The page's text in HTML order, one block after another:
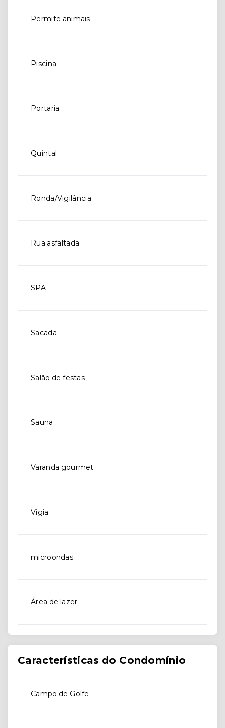
Permite animais
Piscina
Portaria
Quintal
Ronda/Vigilância
Rua asfaltada
SPA
Sacada
Salão de festas
Sauna
Varanda gourmet
Vigia
microondas
Área de lazer
Características do Condomínio
Campo de Golfe